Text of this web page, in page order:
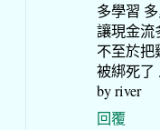
多學習
讓現金流
不至於把
被綁死了
by river
回覆